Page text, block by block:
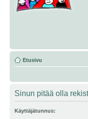
Etusivu
Sinun pitää olla
Käyttäjätunnus: